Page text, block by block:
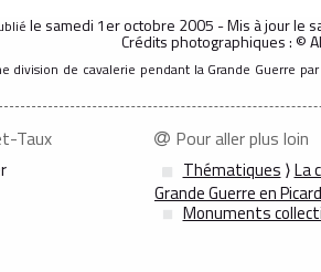
le samedi 1er octobre 2005 - Mis à jourle
Crédits photographiques : ©
de cavalerie pendant la Grande Guerre
Taux Pour aller plus loin
Thématiques ⟩La
Grande Guerre en
Monuments